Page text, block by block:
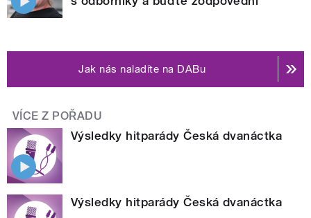
Jak nás naladíte na DABu
VÍCE Z POŘADU
Výsledky hitparády Česká dvanáctka
Výsledky hitparády Česká dvanáctka